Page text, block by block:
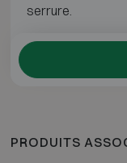
serrure.
PRODUITS